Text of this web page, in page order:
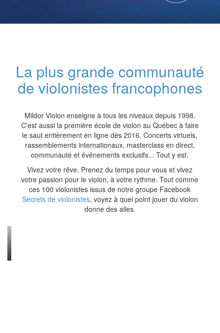
La plus grande communauté
de violonistes francophones
Mildor Violon enseigne à tous les niveaux depuis 1998.
C'est aussi la première école de violon au Québec à faire
le saut entièrement en ligne dès 2016. Concerts virtuels,
rassemblements internationaux, masterclass en direct,
communauté et événements exclusifs... Tout y est.
Vivez votre rêve. Prenez du temps pour vous et vivez
votre passion pour le violon, à votre rythme. Tout comme
ces 100 violonistes issus de notre groupe Facebook
Secrets de violonistes, voyez à quel point jouer du violon
donne des ailes.